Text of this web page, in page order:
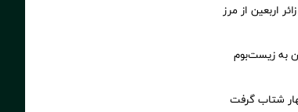
از ۳۶ هزار زائر اربعین از مرز
به زیست‌بوم
شتاب گرفت